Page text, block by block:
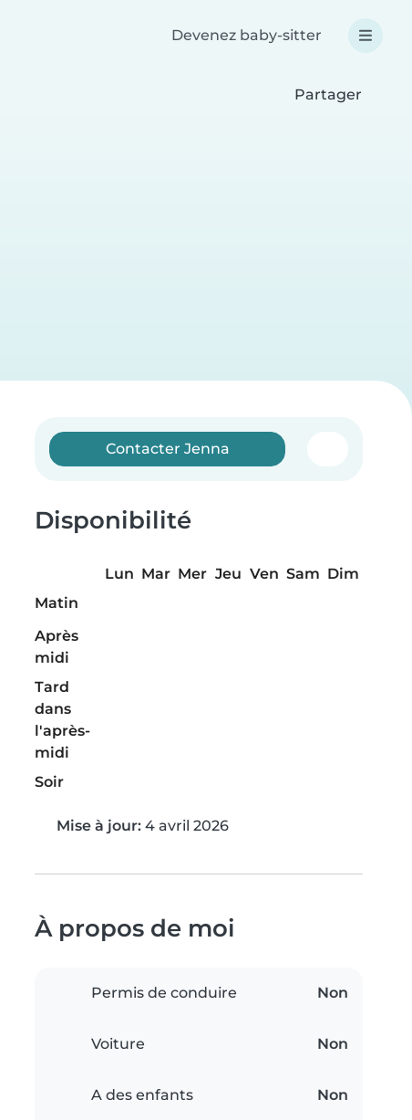
Devenez baby-sitter
Partager
Contacter Jenna
Disponibilité
Lun Mar Mer Jeu Ven Sam Dim
Matin
Après
midi
Tard
dans
l'après-
midi
Soir
Mise à jour: 4 avril 2026
À propos de moi
Permis de conduire Non
Voiture Non
A des enfants Non